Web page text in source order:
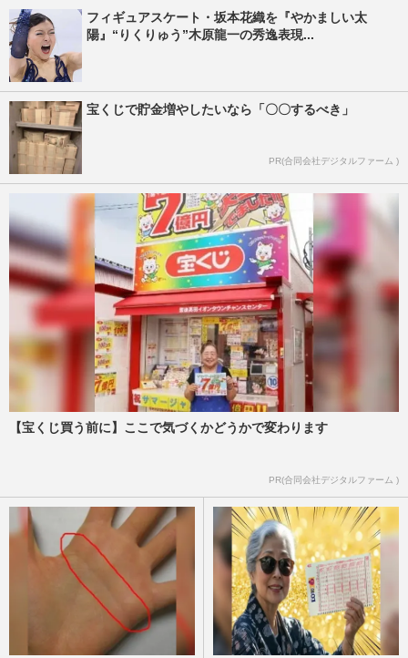
フィギュアスケート・坂本花織を『やかましい太
陽』“りくりゅう”木原龍一の秀逸表現...
宝くじで貯金増やしたいなら「〇〇するべき」
PR(合同会社デジタルファーム )
【宝くじ買う前に】ここで気づくかどうかで変わります
PR(合同会社デジタルファーム )